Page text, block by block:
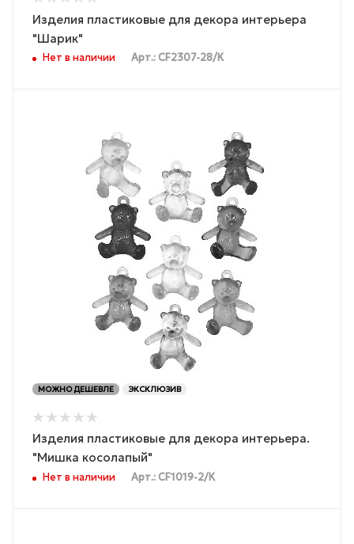
Изделия пластиковые для декора интерьера
"Шарик"
Нет в наличии Арт.: CF2307-28/К
МОЖНО ДЕШЕВЛЕ ЭКСКЛЮЗИВ
Изделия пластиковые для декора интерьера.
"Мишка косолапый"
Нет в наличии Арт.: CF1019-2/К